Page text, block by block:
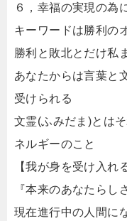
６，幸福の実現の為
キーワードは勝利の
勝利と敗北とだけ私
あなたからは言葉と
受けられる
文霊(ふみだま)とは
ネルギーのこと
【我が身を受け入れ
『本来のあなたらし
現在進行中の人間に